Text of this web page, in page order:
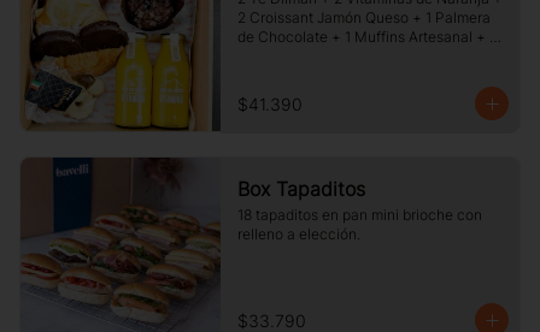
2 Croissant Jamón Queso + 1 Palmera
de Chocolate + 1 Muffins Artesanal +
$41.390
Box Tapaditos
18 tapaditos en pan mini brioche con
relleno a elección.
$33.790